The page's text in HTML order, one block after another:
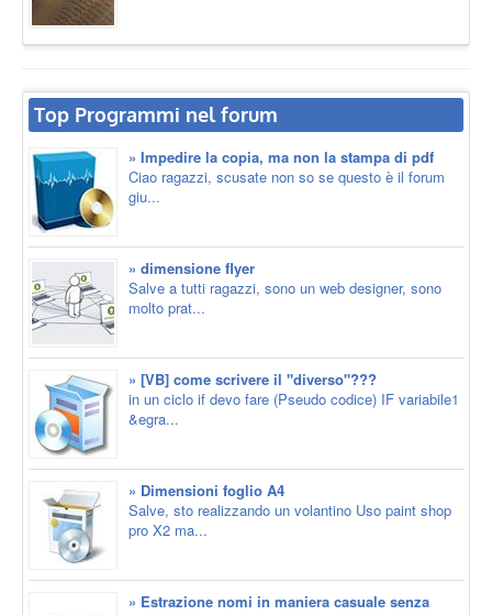
Top Programmi nel forum
» Impedire la copia, ma non la stampa di pdf
Ciao ragazzi, scusate non so se questo è il forum
giu...
» dimensione flyer
Salve a tutti ragazzi, sono un web designer, sono
molto prat...
» [VB] come scrivere il "diverso"???
in un ciclo if devo fare (Pseudo codice) IF variabile1
&egra...
» Dimensioni foglio A4
Salve, sto realizzando un volantino Uso paint shop
pro X2 ma...
» Estrazione nomi in maniera casuale senza